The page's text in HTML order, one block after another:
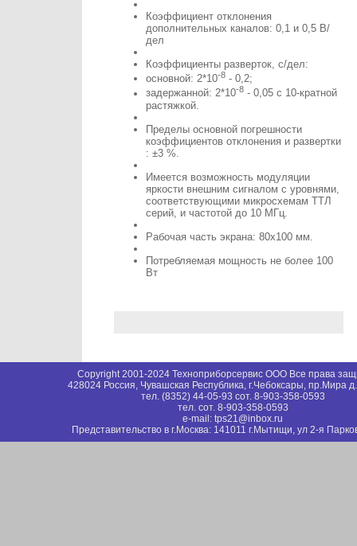
Коэффициент отклонения
дополнительных каналов: 0,1 и 0,5 В/
дел
Коэффициенты разверток, с/дел:
основной: 2*10-8 - 0,2;
задержанной: 2*10-8 - 0,05 с 10-кратной
растяжкой.
Пределы основной погрешности
коэффициентов отклонения и развертки
: ±3 %.
Имеется возможность модуляции
яркости внешним сигналом с уровнями,
соответствующими микросхемам ТТЛ
серий, и частотой до 10 МГц.
Рабочая часть экрана: 80х100 мм.
Потребляемая мощность не более 100
Вт
Copyright 2001-2024 Техноприборсервис ООО Все права
428024 Россия, Чувашская Республика, г.Чебоксары, пр.Мира
тел. (8352) 44-05-93 сот. 8-903-358-0593
тел. сот. 8-903-358-0593
e-mail: tps21@inbox.ru
Представительство в г.Москва: 141011 г.Мытищи, ул 2-я